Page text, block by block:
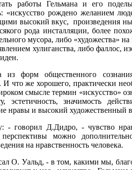
работы Гельмана и его
«искусство рождено желанием
высокий вкус, произведения
рода инсталляции, более
мусора, либо «художества» на
хулиганства, либо фаллос,
форм общественного
И что же хорошего, практически
смысле термин «искусство»
эстетичность, значимость
нравы и высокий художественный
- говорил Д.Дидро, - чувство
можно
на нравственность человека.
О. Уальд, - в том, какими мы,